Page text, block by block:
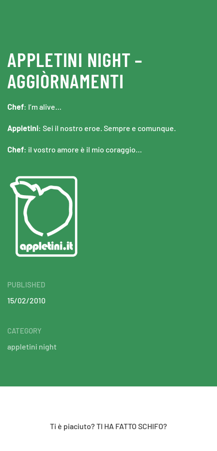
APPLETINI NIGHT –
AGGIÒRNAMENTI
Chef: I’m alive…
Appletini: Sei il nostro eroe. Sempre e comunque.
Chef: il vostro amore è il mio coraggio…
PUBLISHED
15/02/2010
CATEGORY
appletini night
Ti è piaciuto? TI HA FATTO SCHIFO?